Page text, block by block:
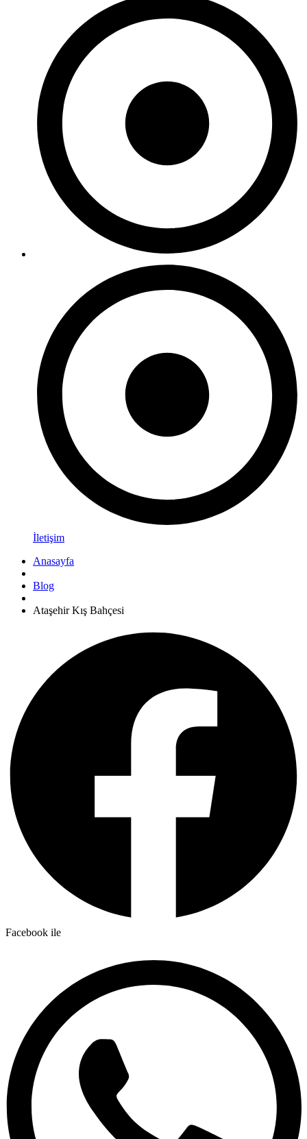
İletişim
Anasayfa
Blog
Ataşehir Kış Bahçesi
Facebook ile